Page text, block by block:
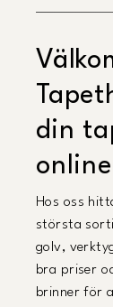
din
Hos oss
största
golv,
bra priser
brinner för